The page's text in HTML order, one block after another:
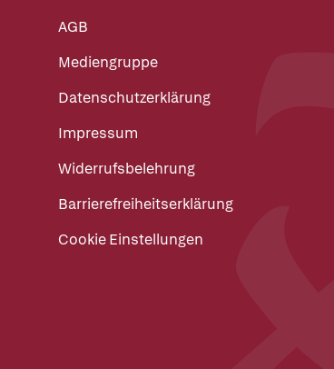
AGB
Mediengruppe
Datenschutzerklärung
Impressum
Widerrufsbelehrung
Barrierefreiheitserklärung
Cookie Einstellungen